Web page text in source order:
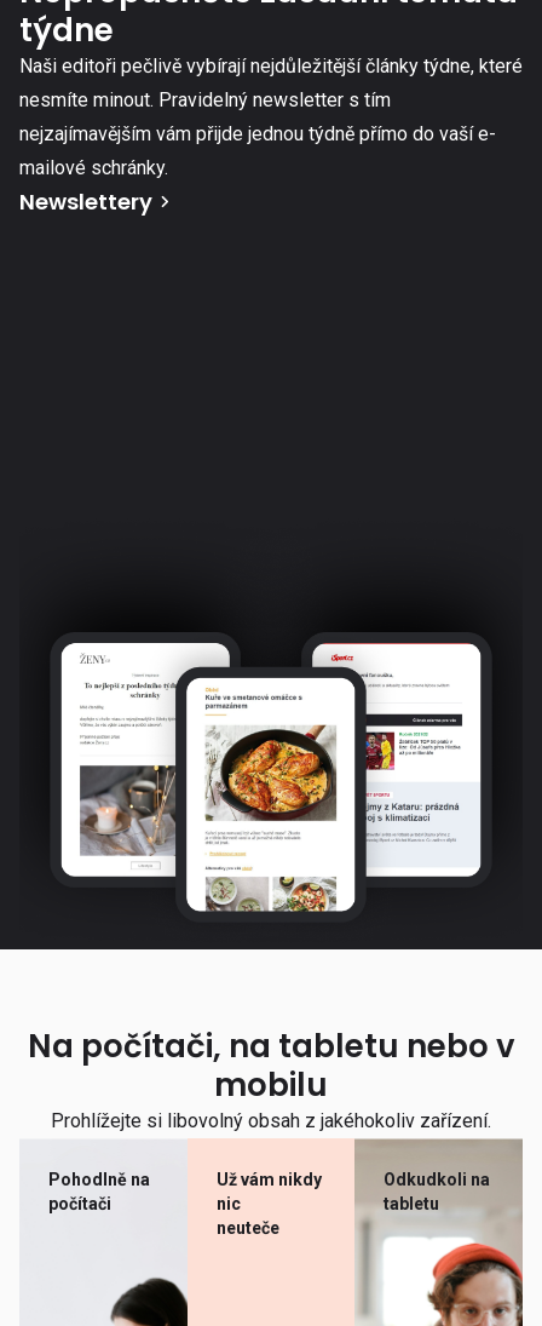
týdne
Naši editoři pečlivě vybírají nejdůležitější články týdne, které
nesmíte minout. Pravidelný newsletter s tím
nejzajímavějším vám přijde jednou týdně přímo do vaší e-
mailové schránky.
Newslettery
Na počítači, na tabletu nebo v
mobilu
Prohlížejte si libovolný obsah z jakéhokoliv zařízení.
Pohodlně na
počítači
Už vám nikdy
nic
neuteče
Odkudkoli na
tabletu